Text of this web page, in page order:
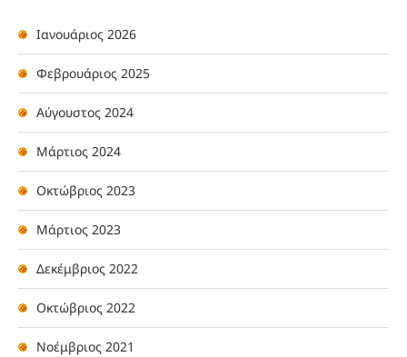
Ιανουάριος 2026
Φεβρουάριος 2025
Αύγουστος 2024
Μάρτιος 2024
Οκτώβριος 2023
Μάρτιος 2023
Δεκέμβριος 2022
Οκτώβριος 2022
Νοέμβριος 2021